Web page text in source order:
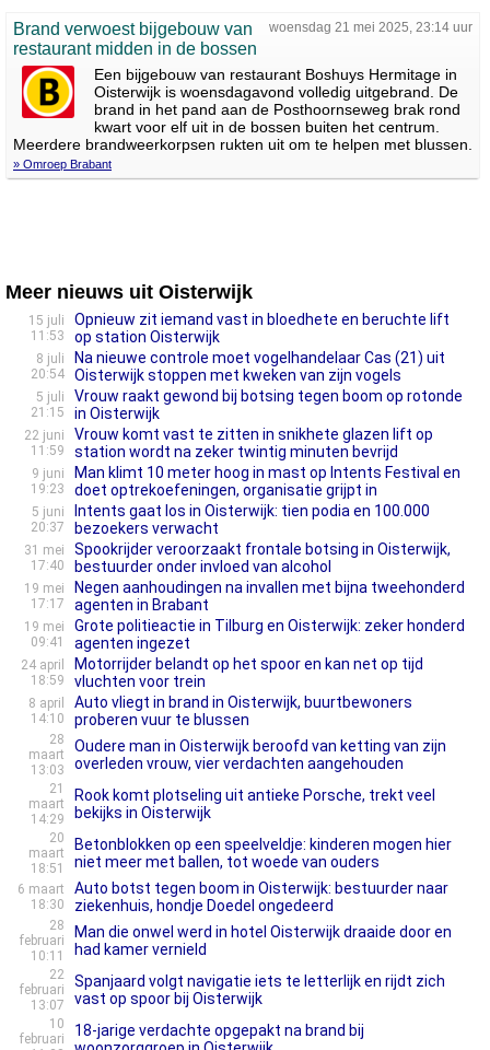
woensdag 21 mei 2025, 23:14 uur
Brand verwoest bijgebouw van
restaurant midden in de bossen
Een bijgebouw van restaurant Boshuys Hermitage in
Oisterwijk is woensdagavond volledig uitgebrand. De
brand in het pand aan de Posthoornseweg brak rond
kwart voor elf uit in de bossen buiten het centrum.
Meerdere brandweerkorpsen rukten uit om te helpen met blussen.
» Omroep Brabant
Meer nieuws uit Oisterwijk
15 juli
11:53
Opnieuw zit iemand vast in bloedhete en beruchte lift
op station Oisterwijk
8 juli
20:54
Na nieuwe controle moet vogelhandelaar Cas (21) uit
Oisterwijk stoppen met kweken van zijn vogels
5 juli
21:15
Vrouw raakt gewond bij botsing tegen boom op rotonde
in Oisterwijk
22 juni
11:59
Vrouw komt vast te zitten in snikhete glazen lift op
station wordt na zeker twintig minuten bevrijd
9 juni
19:23
Man klimt 10 meter hoog in mast op Intents Festival en
doet optrekoefeningen, organisatie grijpt in
5 juni
20:37
Intents gaat los in Oisterwijk: tien podia en 100.000
bezoekers verwacht
31 mei
17:40
Spookrijder veroorzaakt frontale botsing in Oisterwijk,
bestuurder onder invloed van alcohol
19 mei
17:17
Negen aanhoudingen na invallen met bijna tweehonderd
agenten in Brabant
19 mei
09:41
Grote politieactie in Tilburg en Oisterwijk: zeker honderd
agenten ingezet
24 april
18:59
Motorrijder belandt op het spoor en kan net op tijd
vluchten voor trein
8 april
14:10
Auto vliegt in brand in Oisterwijk, buurtbewoners
proberen vuur te blussen
28
maart
13:03
Oudere man in Oisterwijk beroofd van ketting van zijn
overleden vrouw, vier verdachten aangehouden
21
maart
14:29
Rook komt plotseling uit antieke Porsche, trekt veel
bekijks in Oisterwijk
20
maart
18:51
Betonblokken op een speelveldje: kinderen mogen hier
niet meer met ballen, tot woede van ouders
6 maart
18:30
Auto botst tegen boom in Oisterwijk: bestuurder naar
ziekenhuis, hondje Doedel ongedeerd
28
februari
10:11
Man die onwel werd in hotel Oisterwijk draaide door en
had kamer vernield
22
februari
13:07
Spanjaard volgt navigatie iets te letterlijk en rijdt zich
vast op spoor bij Oisterwijk
10
februari
18-jarige verdachte opgepakt na brand bij